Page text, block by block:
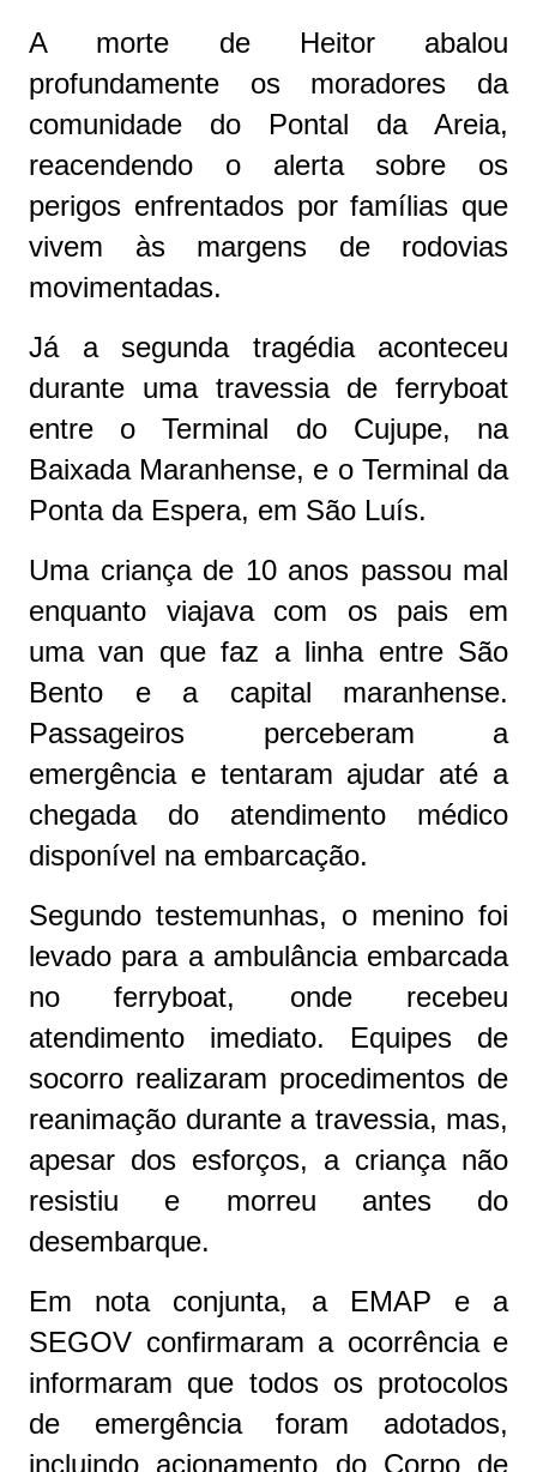
A morte de Heitor abalou
profundamente os moradores da
comunidade do Pontal da Areia,
reacendendo o alerta sobre os
perigos enfrentados por famílias que
vivem às margens de rodovias
movimentadas.
Já a segunda tragédia aconteceu
durante uma travessia de ferryboat
entre o Terminal do Cujupe, na
Baixada Maranhense, e o Terminal da
Ponta da Espera, em São Luís.
Uma criança de 10 anos passou mal
enquanto viajava com os pais em
uma van que faz a linha entre São
Bento e a capital maranhense.
Passageiros perceberam a
emergência e tentaram ajudar até a
chegada do atendimento médico
disponível na embarcação.
Segundo testemunhas, o menino foi
levado para a ambulância embarcada
no ferryboat, onde recebeu
atendimento imediato. Equipes de
socorro realizaram procedimentos de
reanimação durante a travessia, mas,
apesar dos esforços, a criança não
resistiu e morreu antes do
desembarque.
Em nota conjunta, a EMAP e a
SEGOV confirmaram a ocorrência e
informaram que todos os protocolos
de emergência foram adotados,
incluindo acionamento do Corpo de